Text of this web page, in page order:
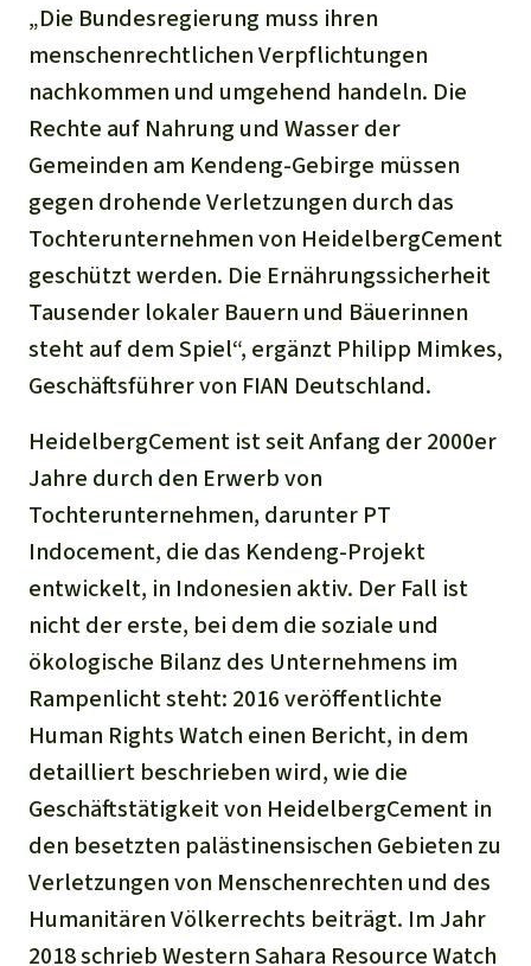
„Die Bundesregierung muss ihren
menschenrechtlichen Verpflichtungen
nachkommen und umgehend handeln. Die
Rechte auf Nahrung und Wasser der
Gemeinden am Kendeng-Gebirge müssen
gegen drohende Verletzungen durch das
Tochterunternehmen von HeidelbergCement
geschützt werden. Die Ernährungssicherheit
Tausender lokaler Bauern und Bäuerinnen
steht auf dem Spiel“, ergänzt Philipp Mimkes,
Geschäftsführer von FIAN Deutschland.
HeidelbergCement ist seit Anfang der 2000er
Jahre durch den Erwerb von
Tochterunternehmen, darunter PT
Indocement, die das Kendeng-Projekt
entwickelt, in Indonesien aktiv. Der Fall ist
nicht der erste, bei dem die soziale und
ökologische Bilanz des Unternehmens im
Rampenlicht steht: 2016 veröffentlichte
Human Rights Watch einen Bericht, in dem
detailliert beschrieben wird, wie die
Geschäftstätigkeit von HeidelbergCement in
den besetzten palästinensischen Gebieten zu
Verletzungen von Menschenrechten und des
Humanitären Völkerrechts beiträgt. Im Jahr
2018 schrieb Western Sahara Resource Watch